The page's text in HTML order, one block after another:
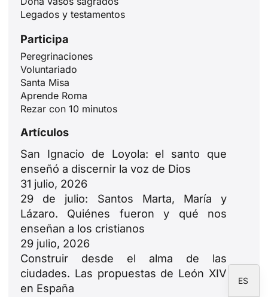
Legados y testamentos
Participa
Peregrinaciones
Voluntariado
Santa Misa
Aprende Roma
Rezar con 10 minutos
Artículos
San Ignacio de Loyola: el santo que
enseñó a discernir la voz de Dios
31 julio, 2026
29 de julio: Santos Marta, María y
Lázaro. Quiénes fueron y qué nos
enseñan a los cristianos
29 julio, 2026
Construir desde el alma de las
ciudades. Las propuestas de León XIV
en España
ES